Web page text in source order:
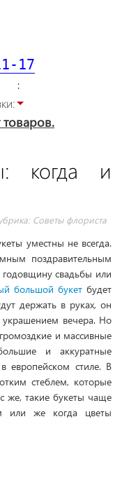
17
товаров.
когда и
Советы флориста
уместны не всегда.
поздравительным
свадьбы или
большой букетбудет
держать в руках, он
украшением вечера. Но
и массивные
и аккуратные
европейском стиле. В
стеблем, которые
же, такие букеты чаще
или же когда цветы